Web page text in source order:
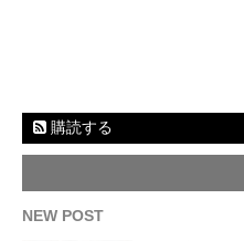
購読する
NEW POST